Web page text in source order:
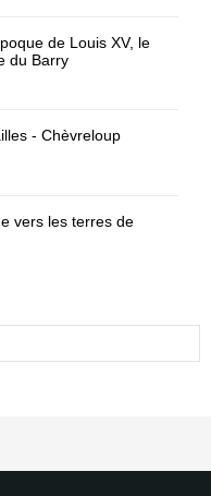
de Louis XV, le
du Barry
- Chèvreloup
vers les terres de